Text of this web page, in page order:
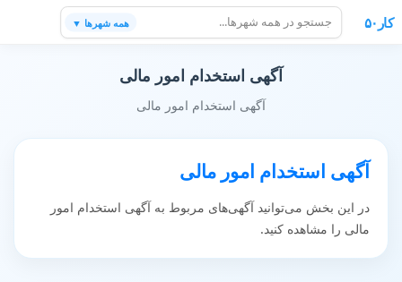
کار۵۰ همه شهرها ▼
آگهی استخدام امور مالی
آگهی استخدام امور مالی
آگهی استخدام امور مالی
در این بخش می‌توانید آگهی‌های مربوط به آگهی استخدام امور
مالی را مشاهده کنید.